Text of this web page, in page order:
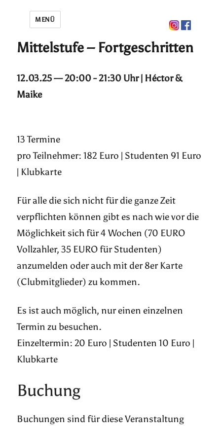
MENÜ
Mittelstufe – Fortgeschritten
12.03.25 — 20:00 - 21:30 Uhr | Héctor &
Maike
13 Termine
pro Teilnehmer: 182 Euro | Studenten 91 Euro
| Klubkarte
Für alle die sich nicht für die ganze Zeit
verpflichten können gibt es nach wie vor die
Möglichkeit sich für 4 Wochen (70 EURO
Vollzahler, 35 EURO für Studenten)
anzumelden oder auch mit der 8er Karte
(Clubmitglieder) zu kommen.
Es ist auch möglich, nur einen einzelnen
Termin zu besuchen.
Einzeltermin: 20 Euro | Studenten 10 Euro |
Klubkarte
Buchung
Buchungen sind für diese Veranstaltung